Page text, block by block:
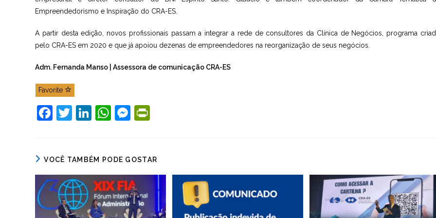
Empreendedorismo e Inspiração do CRA-ES.
A partir desta edição, novos profissionais passam a integrar a rede de consultores da Clínica de Negócios, programa
pelo CRA-ES em 2020 e que já apoiou dezenas de empreendedores na reorganização de seus negócios.
Adm. Fernanda Manso | Assessora de comunicação CRA-ES
Favorite
F
e
b
o
o
T
er
Li
e
dI
n
W
s
A
p
p
M
e
n
g
er
ri
e
n
dl
VOCÊ TAMBÉM PODE GOSTAR